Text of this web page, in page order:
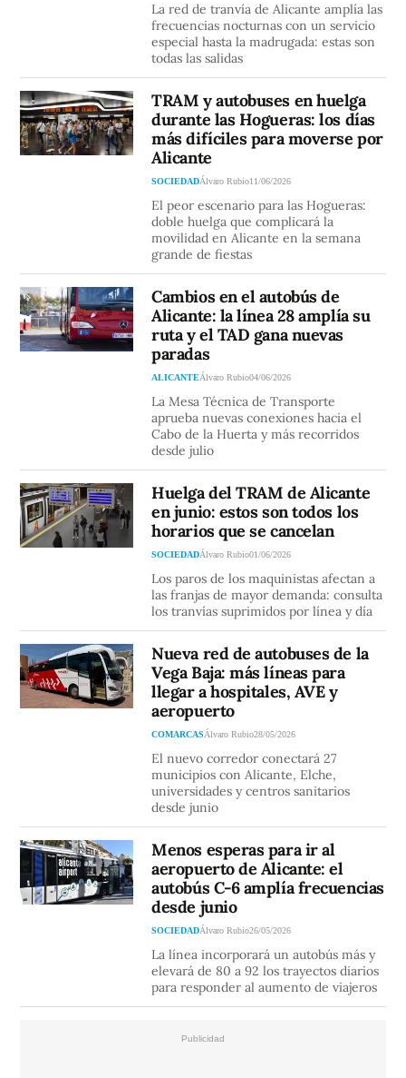
La red de tranvía de Alicante amplía las
frecuencias nocturnas con un servicio
especial hasta la madrugada: estas son
todas las salidas
TRAM y autobuses en huelga
durante las Hogueras: los días
más difíciles para moverse por
Alicante
SOCIEDADÁlvaro Rubio11/06/2026
El peor escenario para las Hogueras:
doble huelga que complicará la
movilidad en Alicante en la semana
grande de fiestas
Cambios en el autobús de
Alicante: la línea 28 amplía su
ruta y el TAD gana nuevas
paradas
ALICANTEÁlvaro Rubio04/06/2026
La Mesa Técnica de Transporte
aprueba nuevas conexiones hacia el
Cabo de la Huerta y más recorridos
desde julio
Huelga del TRAM de Alicante
en junio: estos son todos los
horarios que se cancelan
SOCIEDADÁlvaro Rubio01/06/2026
Los paros de los maquinistas afectan a
las franjas de mayor demanda: consulta
los tranvías suprimidos por línea y día
Nueva red de autobuses de la
Vega Baja: más líneas para
llegar a hospitales, AVE y
aeropuerto
COMARCASÁlvaro Rubio28/05/2026
El nuevo corredor conectará 27
municipios con Alicante, Elche,
universidades y centros sanitarios
desde junio
Menos esperas para ir al
aeropuerto de Alicante: el
autobús C-6 amplía frecuencias
desde junio
SOCIEDADÁlvaro Rubio26/05/2026
La línea incorporará un autobús más y
elevará de 80 a 92 los trayectos diarios
para responder al aumento de viajeros